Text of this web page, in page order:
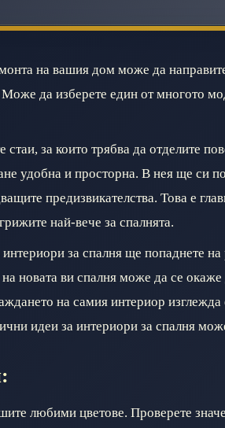
на вашия дом може да
Може да изберете един от многото
стаи, за които трябва да отделите
удобна и просторна. В нея ще си
предизвикателства. Това е
най-вече за спалнята.
за спалня ще попаднете
новата ви спалня може да се окаже
на самия интериор изглежда
идеи за интериори за спалня
любими цветове. Проверете